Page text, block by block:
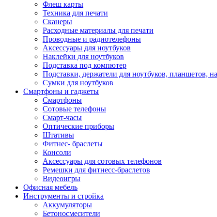
Флеш карты
Техника для печати
Сканеры
Расходные материалы для печати
Проводные и радиотелефоны
Аксессуары для ноутбуков
Наклейки для ноутбуков
Подставка под компютер
Подставки, держатели для ноутбуков, планшетов,
Сумки для ноутбуков
Смартфоны и гаджеты
Смартфоны
Сотовые телефоны
Смарт-часы
Оптические приборы
Штативы
Фитнес- браслеты
Консоли
Аксессуары для сотовых телефонов
Ремешки для фитнесс-браслетов
Видеоигры
Офисная мебель
Инструменты и стройка
Аккумуляторы
Бетоносмесители